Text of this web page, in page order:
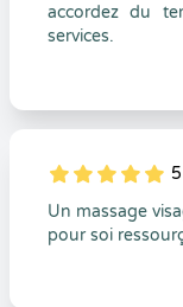
accordez du
services.
5
1
5
0
Un massage
pour soi